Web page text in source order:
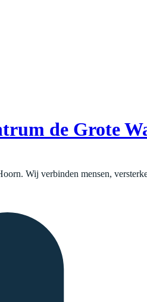
de Grote
Wij verbinden mensen,